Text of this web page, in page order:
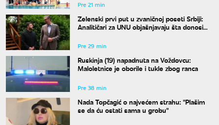
Pre 21 min
Zelenski prvi put u zvaničnoj poseti Srbiji:
Analitičari za UNU objašnjavaju šta donosi
Moskva
Pre 29 min
Ruskinja (19) napadnuta na Voždovcu:
Maloletnice je oborile i tukle zbog ranca
Pre 38 min
Nada Topčagić o najvećem strahu: "Plašim
se da ću ostati sama u grobu"